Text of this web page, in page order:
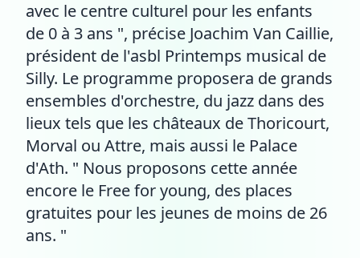
avec le centre culturel pour les enfants
de 0 à 3 ans ", précise Joachim Van Caillie,
président de l'asbl Printemps musical de
Silly. Le programme proposera de grands
ensembles d'orchestre, du jazz dans des
lieux tels que les châteaux de Thoricourt,
Morval ou Attre, mais aussi le Palace
d'Ath. " Nous proposons cette année
encore le Free for young, des places
gratuites pour les jeunes de moins de 26
ans. "